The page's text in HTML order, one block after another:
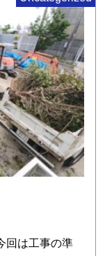
回は工事の準